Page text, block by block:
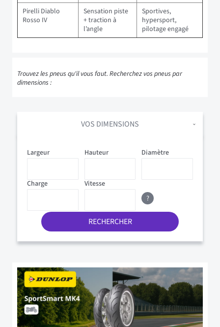
Pirelli Diablo
Rosso IV
Sensation piste
+ traction à
l’angle
Sportives,
hypersport,
pilotage engagé
Trouvez les pneus qu'il vous faut. Recherchez vos pneus par
dimensions :
VOS DIMENSIONS
Diamètre
Hauteur
Charge Vitesse
Largeur
?
RECHERCHER